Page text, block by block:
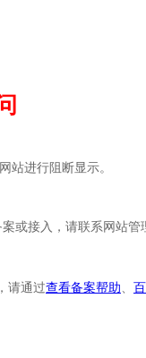
站进行阻断显示。
或接入，请联系网站管
请通过查看备案帮助